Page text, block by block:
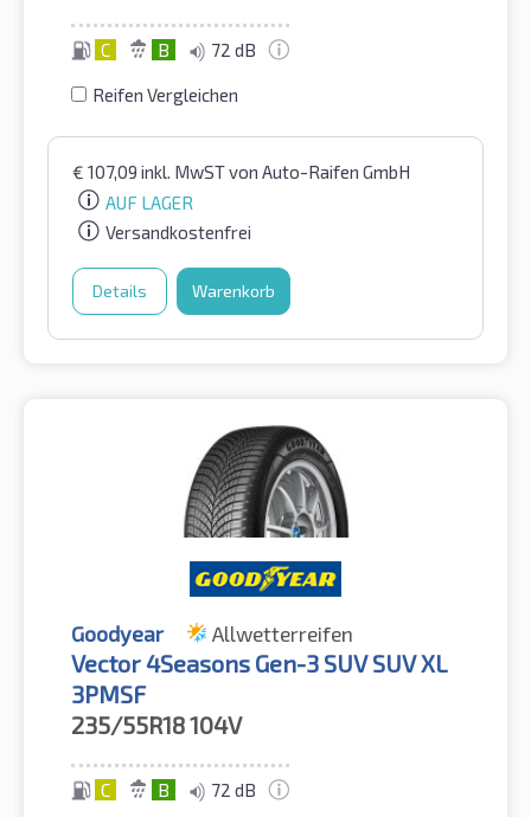
C B 72 dB
Reifen Vergleichen
€ 107,09 inkl. MwSTvon Auto-Raifen GmbH
AUF LAGER
Versandkostenfrei
Details Warenkorb
Goodyear Allwetterreifen
Vector 4Seasons Gen-3 SUV SUV XL
3PMSF
235/55R18104V
C B 72 dB